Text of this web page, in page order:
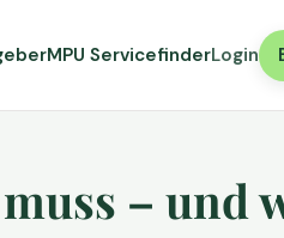
MPU ServicefinderLogin
– und